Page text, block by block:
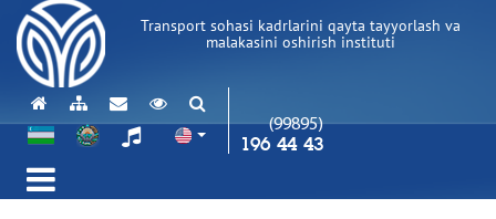
Transport sohasi kadrlarini qayta tayyorlash va
malakasini oshirish instituti
(99895)
196 44 43